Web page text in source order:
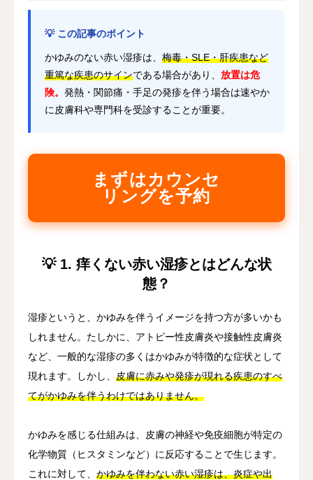
💡 この記事のポイント
かゆみのない赤い湿疹は、 梅毒・SLE・肝疾患など
重篤な疾患のサインである場合があり、 放置は危
険。 発熱・関節痛・手足の発疹を伴う場合は速やか
に皮膚科や専門科を受診することが重要。
まずはカウンセ
リングを予約
💡 1. 痒くない赤い湿疹とはどんな状
態？
湿疹というと、かゆみを伴うイメージを持つ方が多いかも
しれません。たしかに、アトピー性皮膚炎や接触性皮膚炎
など、一般的な湿疹の多くはかゆみが特徴的な症状として
現れます。しかし、 皮膚に赤みや発疹が現れる疾患のすべ
てがかゆみを伴うわけではありません。
かゆみを感じる仕組みは、皮膚の神経や免疫細胞が特定の
化学物質（ヒスタミンなど）に反応することで生じます。
これに対して、 かゆみを伴わない赤い湿疹は、炎症や出